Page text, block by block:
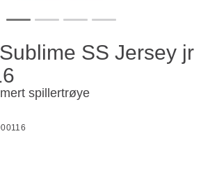
SS Jersey jr
spillertrøye